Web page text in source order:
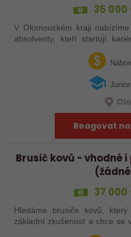
35
V Olomouckém kraji
absolventy, kteří startují kariéru. Budeš vybaven
pracovním místem a spoustou
dozvědět více, neváhej…
Junior
Reagovat
Brusič kovů - vhodné
37
Hledáme brusiče kovů,
základní zkušenost a chce se v